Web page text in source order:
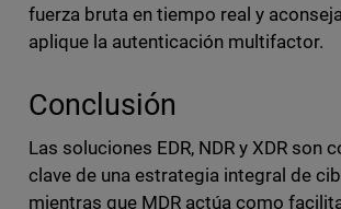
fuerza bruta en tiempo real y
aplique la autenticación multifactor.
Conclusión
Las soluciones EDR, NDR y XDR son
clave de una estrategia integral de
mientras que MDR actúa como